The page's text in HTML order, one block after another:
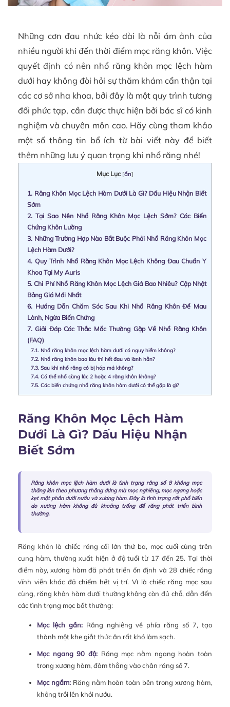
Những cơn đau nhức kéo dài là nỗi ám ảnh của
nhiều người khi đến thời điểm mọc răng khôn. Việc
quyết định có nên nhổ răng khôn mọc lệch hàm
dưới hay không đòi hỏi sự thăm khám cẩn thận tại
các cơ sở nha khoa, bởi đây là một quy trình tương
đối phức tạp, cần được thực hiện bởi bác sĩ có kinh
nghiệm và chuyên môn cao. Hãy cùng tham khảo
một số thông tin bổ ích từ bài viết này để biết
thêm những lưu ý quan trọng khi nhổ răng nhé!
Mục Lục [ẩn]
1. Răng Khôn Mọc Lệch Hàm Dưới Là Gì? Dấu Hiệu Nhận Biết
Sớm
2. Tại Sao Nên Nhổ Răng Khôn Mọc Lệch Sớm? Các Biến
Chứng Khôn Lường
3. Những Trường Hợp Nào Bắt Buộc Phải Nhổ Răng Khôn Mọc
Lệch Hàm Dưới?
4. Quy Trình Nhổ Răng Khôn Mọc Lệch Không Đau Chuẩn Y
Khoa Tại My Auris
5. Chi Phí Nhổ Răng Khôn Mọc Lệch Giá Bao Nhiêu? Cập Nhật
Bảng Giá Mới Nhất
6. Hướng Dẫn Chăm Sóc Sau Khi Nhổ Răng Khôn Để Mau
Lành, Ngừa Biến Chứng
7. Giải Đáp Các Thắc Mắc Thường Gặp Về Nhổ Răng Khôn
(FAQ)
7.1. Nhổ răng khôn mọc lệch hàm dưới có nguy hiểm không?
7.2. Nhổ răng khôn bao lâu thì hết đau và lành hẳn?
7.3. Sau khi nhổ răng có bị hóp má không?
7.4. Có thể nhổ cùng lúc 2 hoặc 4 răng khôn không?
7.5. Các biến chứng nhổ răng khôn hàm dưới có thể gặp là gì?
Răng Khôn Mọc Lệch Hàm
Dưới Là Gì? Dấu Hiệu Nhận
Biết Sớm
Răng khôn mọc lệch hàm dưới là tình trạng răng số 8 không mọc
thẳng lên theo phương thẳng đứng mà mọc nghiêng, mọc ngang hoặc
kẹt một phần dưới nướu và xương hàm. Đây là tình trạng rất phổ biến
do xương hàm không đủ khoảng trống để răng phát triển bình
thường.
Răng khôn là chiếc răng cối lớn thứ ba, mọc cuối cùng trên
cung hàm, thường xuất hiện ở độ tuổi từ 17 đến 25. Tại thời
điểm này, xương hàm đã phát triển ổn định và 28 chiếc răng
vĩnh viễn khác đã chiếm hết vị trí. Vì là chiếc răng mọc sau
cùng, răng khôn hàm dưới thường không còn đủ chỗ, dẫn đến
các tình trạng mọc bất thường:
Mọc lệch gần:Răng nghiêng về phía răng số 7, tạo
thành một khe giắt thức ăn rất khó làm sạch.
Mọc ngang 90 độ:Răng mọc nằm ngang hoàn toàn
trong xương hàm, đâm thẳng vào chân răng số 7.
Mọc ngầm:Răng nằm hoàn toàn bên trong xương hàm,
không trồi lên khỏi nướu.